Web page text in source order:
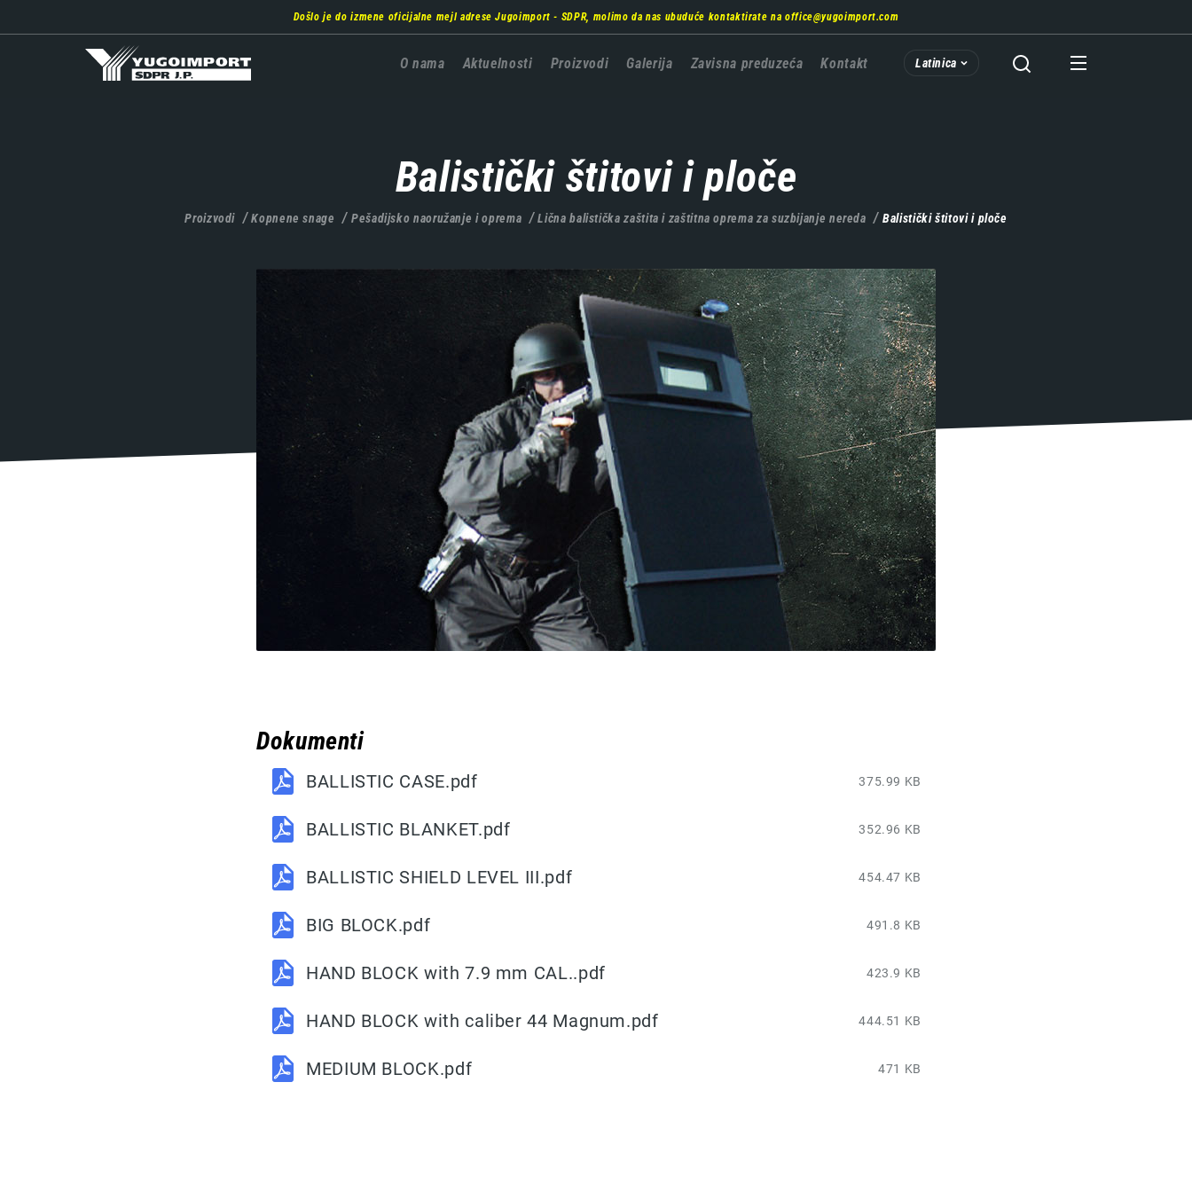
Došlo je do izmene oficijalne mejl adrese Jugoimport - SDPR, molimo da nas ubuduće kontaktirate na office@yugoimport.com
Главна
O nama Aktuelnosti Proizvodi Galerija Zavisna preduzeća Kontakt Latinica
Balistički štitovi i ploče
Proizvodi Kopnene snage Pešadijsko naoružanje i oprema Lična balistička zaštita i zaštitna oprema za suzbijanje nereda Balistički štitovi i ploče
Dokumenti
BALLISTIC CASE.pdf 375.99 KB
BALLISTIC BLANKET.pdf 352.96 KB
BALLISTIC SHIELD LEVEL III.pdf 454.47 KB
BIG BLOCK.pdf 491.8 KB
HAND BLOCK with 7.9 mm CAL..pdf 423.9 KB
HAND BLOCK with caliber 44 Magnum.pdf 444.51 KB
MEDIUM BLOCK.pdf 471 KB